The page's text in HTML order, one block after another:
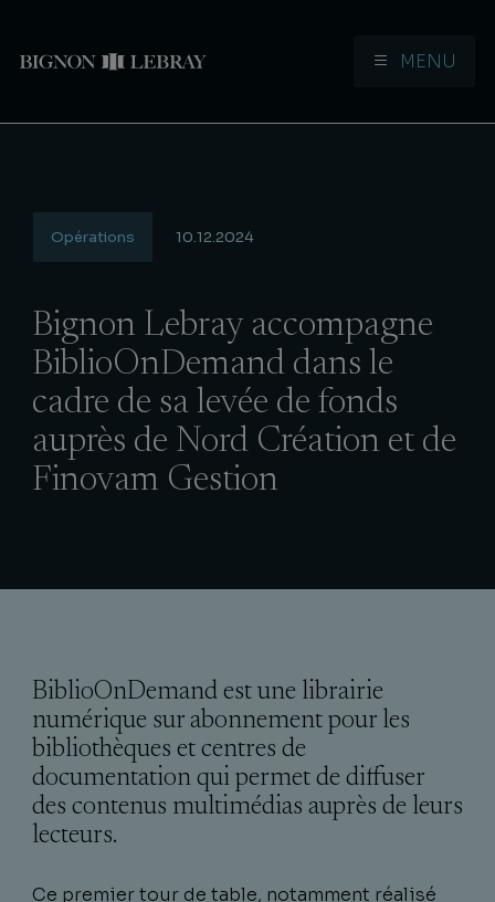
MENU
Opérations 10.12.2024
Bignon Lebray accompagne
BiblioOnDemand dans le
cadre de sa levée de fonds
auprès de Nord Création et de
Finovam Gestion
BiblioOnDemand est une librairie
numérique sur abonnement pour les
bibliothèques et centres de
documentation qui permet de diffuser
des contenus multimédias auprès de leurs
lecteurs.
Ce premier tour de table, notamment réalisé